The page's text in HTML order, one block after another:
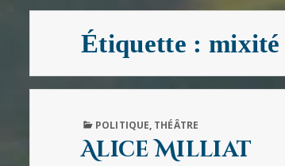
Étiquette : mixité
PUBLISHED
POLITIQUE, THÉÂTRE
Alice Milliat